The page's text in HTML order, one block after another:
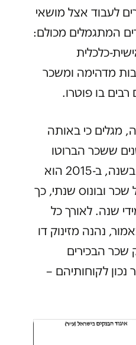
לעבוד אצל מושאי
המתגמלים מכולם:
מבחינה אישית-כלכלית
מדהימה ומשכר
רבים בו פוטרו.
מגלים כי באותה
בשכרו. אחרי שנים ששכר הברוטו
שלו (כולל זכויות פנסיוניות) עמד על כ-1.9-2 מיליון ש"ח בשנה, ב-2015 הוא
שכר ובונוס שנתי, כך
שנה. לאורך כל
נהנה מזינוק דו
שכר הבכירים
לקוחותיהם –